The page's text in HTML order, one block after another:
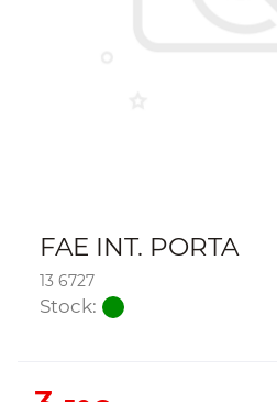
FAE INT. PORTA
13 6727
Stock: